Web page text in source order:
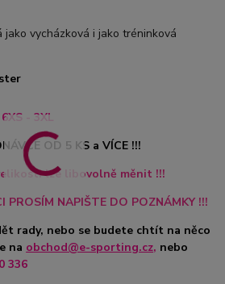
vycházková i jako tréninková
- 3XL
OD 5 KS a VÍCE !!!
lze libovolně měnit !!!
PROSÍM NAPIŠTE DO POZNÁMKY !!!
rady, nebo se budete chtít na něco
na obchod@e-sporting.cz, nebo
336